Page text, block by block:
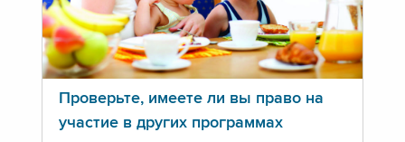
Проверьте, имеете ли вы право на
участие в других программах